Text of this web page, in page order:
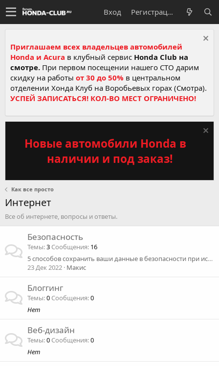
Вход Регистрация
Приглашаем всех владельцев автомобилей
Honda и Acura в клубный сервис Honda Club на
смотре. При первом посещении нашего СТО дарим
скидку на работы от 30 до 50% в центральном
отделении Хонда Клуб на Воробьевых горах (Смотра).
УСПЕЙ ЗАПИСАТЬСЯ! КОЛ-ВО МЕСТ ОГРАНИЧЕНО!
Новые автомобили Honda в
наличии и под заказ!
Как все просто
Интернет
Все об интернете, вопросы и ответы.
Безопасность
Темы 3 Сообщения 16
5 способов сохранить ваши данные в безопасности при использовании общедоступного Wi-Fi
23 Дек 2022 Макис
Блоггинг
Темы 0 Сообщения 0
Нет
Веб-дизайн
Темы 0 Сообщения 0
Нет